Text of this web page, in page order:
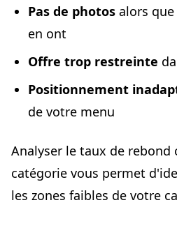
Pas de photos alors
en ont
Offre trop restreinte
Positionnement
de votre menu
Analyser le taux de rebond
catégorie vous permet
les zones faibles de votre